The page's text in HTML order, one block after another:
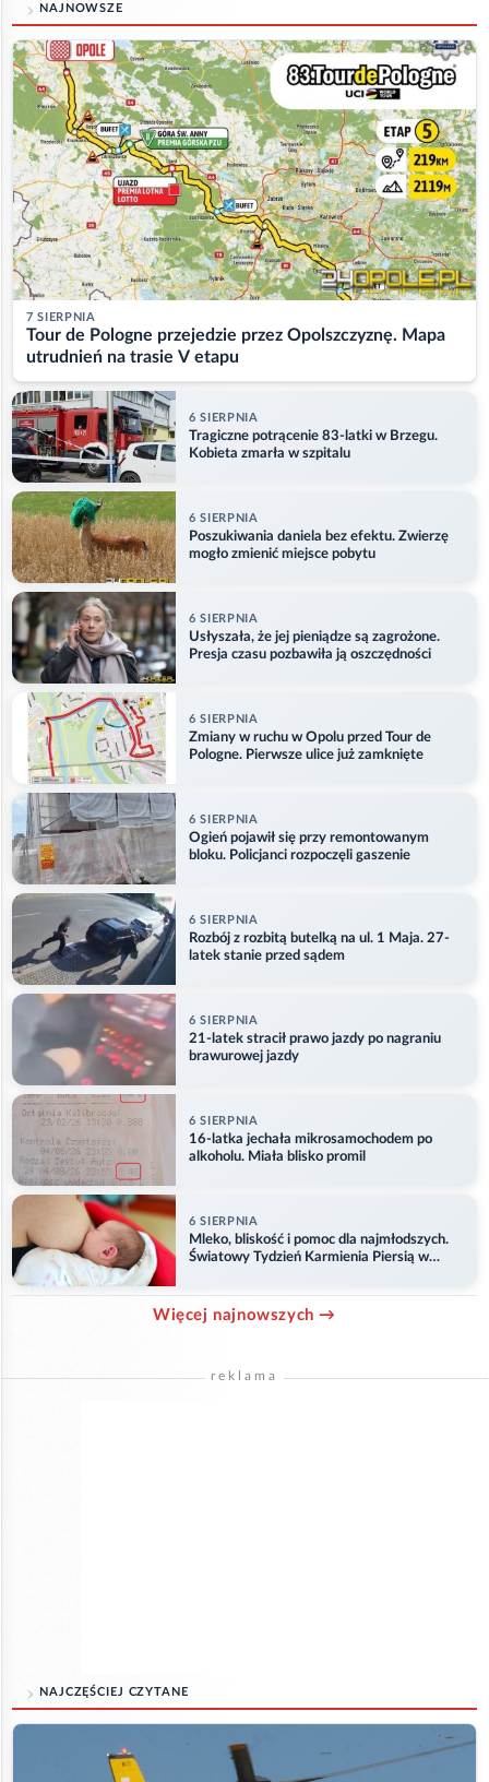
NAJNOWSZE
7 SIERPNIA
Tour de Pologne przejedzie przez Opolszczyznę. Mapa
utrudnień na trasie V etapu
6 SIERPNIA
Tragiczne potrącenie 83-latki w Brzegu.
Kobieta zmarła w szpitalu
6 SIERPNIA
Poszukiwania daniela bez efektu. Zwierzę
mogło zmienić miejsce pobytu
6 SIERPNIA
Usłyszała, że jej pieniądze są zagrożone.
Presja czasu pozbawiła ją oszczędności
6 SIERPNIA
Zmiany w ruchu w Opolu przed Tour de
Pologne. Pierwsze ulice już zamknięte
6 SIERPNIA
Ogień pojawił się przy remontowanym
bloku. Policjanci rozpoczęli gaszenie
6 SIERPNIA
Rozbój z rozbitą butelką na ul. 1 Maja. 27-
latek stanie przed sądem
6 SIERPNIA
21-latek stracił prawo jazdy po nagraniu
brawurowej jazdy
6 SIERPNIA
16-latka jechała mikrosamochodem po
alkoholu. Miała blisko promil
6 SIERPNIA
Mleko, bliskość i pomoc dla najmłodszych.
Światowy Tydzień Karmienia Piersią w
Więcej najnowszych →
reklama
NAJCZĘŚCIEJ CZYTANE